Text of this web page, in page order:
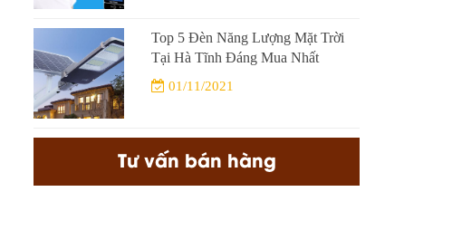
Top 5 Đèn Năng Lượng Mặt Trời
Tại Hà Tĩnh Đáng Mua Nhất
01/11/2021
Tư vấn bán hàng